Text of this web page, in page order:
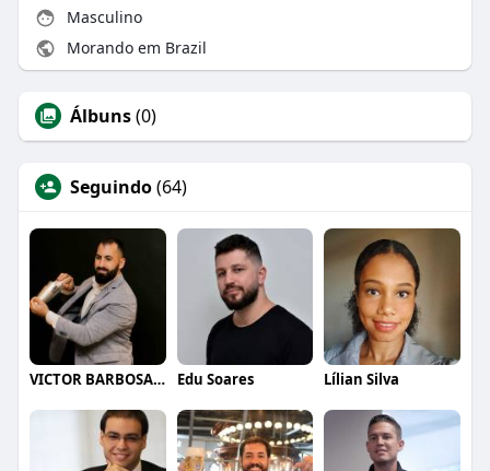
Masculino
Morando em Brazil
Álbuns(0)
Seguindo(64)
VICTOR BARBOSA QUARANTA Edu Soares Lílian Silva